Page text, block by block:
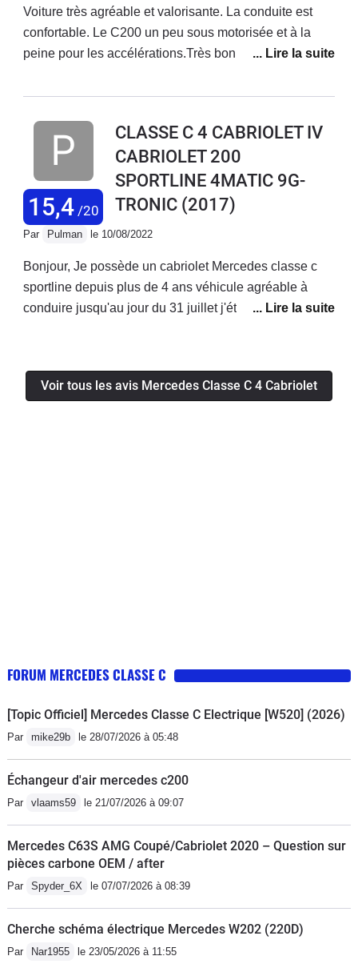
Voiture très agréable et valorisante. La conduite est
confortable. Le C200 un peu sous motorisée et à la
peine pour les accélérations.Très bonne finition.La
petite route au soleil. Très bonne autoroutière aussi qui
oublier le coté pratique. Accès au coffre, places arrière
inconfortables. Mais ce n'est pas vraiment fait pour ca.
Fiabilité dans la moyenne sans plus.
15,4/20
CLASSE C 4 CABRIOLET IV
CABRIOLET 200
SPORTLINE 4MATIC 9G-
TRONIC (2017)
Par Pulman le 10/08/2022
Bonjour, Je possède un cabriolet Mercedes classe c
sportline depuis plus de 4 ans véhicule agréable à
conduire jusqu'au jour du 31 juillet j'étais sur autoroute
sang froid je me suis arrêté sur la bande d'arrêt
d'urgence et appeler les secours . Le véhicule a été
Voir tous les avis Mercedes Classe C 4 Cabriolet
FORUM MERCEDES CLASSE C
[Topic Officiel] Mercedes Classe C Electrique [W520] (2026)
Par mike29b le 28/07/2026 à 05:48
Échangeur d'air mercedes c200
Par vlaams59 le 21/07/2026 à 09:07
Mercedes C63S AMG Coupé/Cabriolet 2020 – Question sur
pièces carbone OEM / after
Par Spyder_6X le 07/07/2026 à 08:39
Cherche schéma électrique Mercedes W202 (220D)
Par Nar1955 le 23/05/2026 à 11:55